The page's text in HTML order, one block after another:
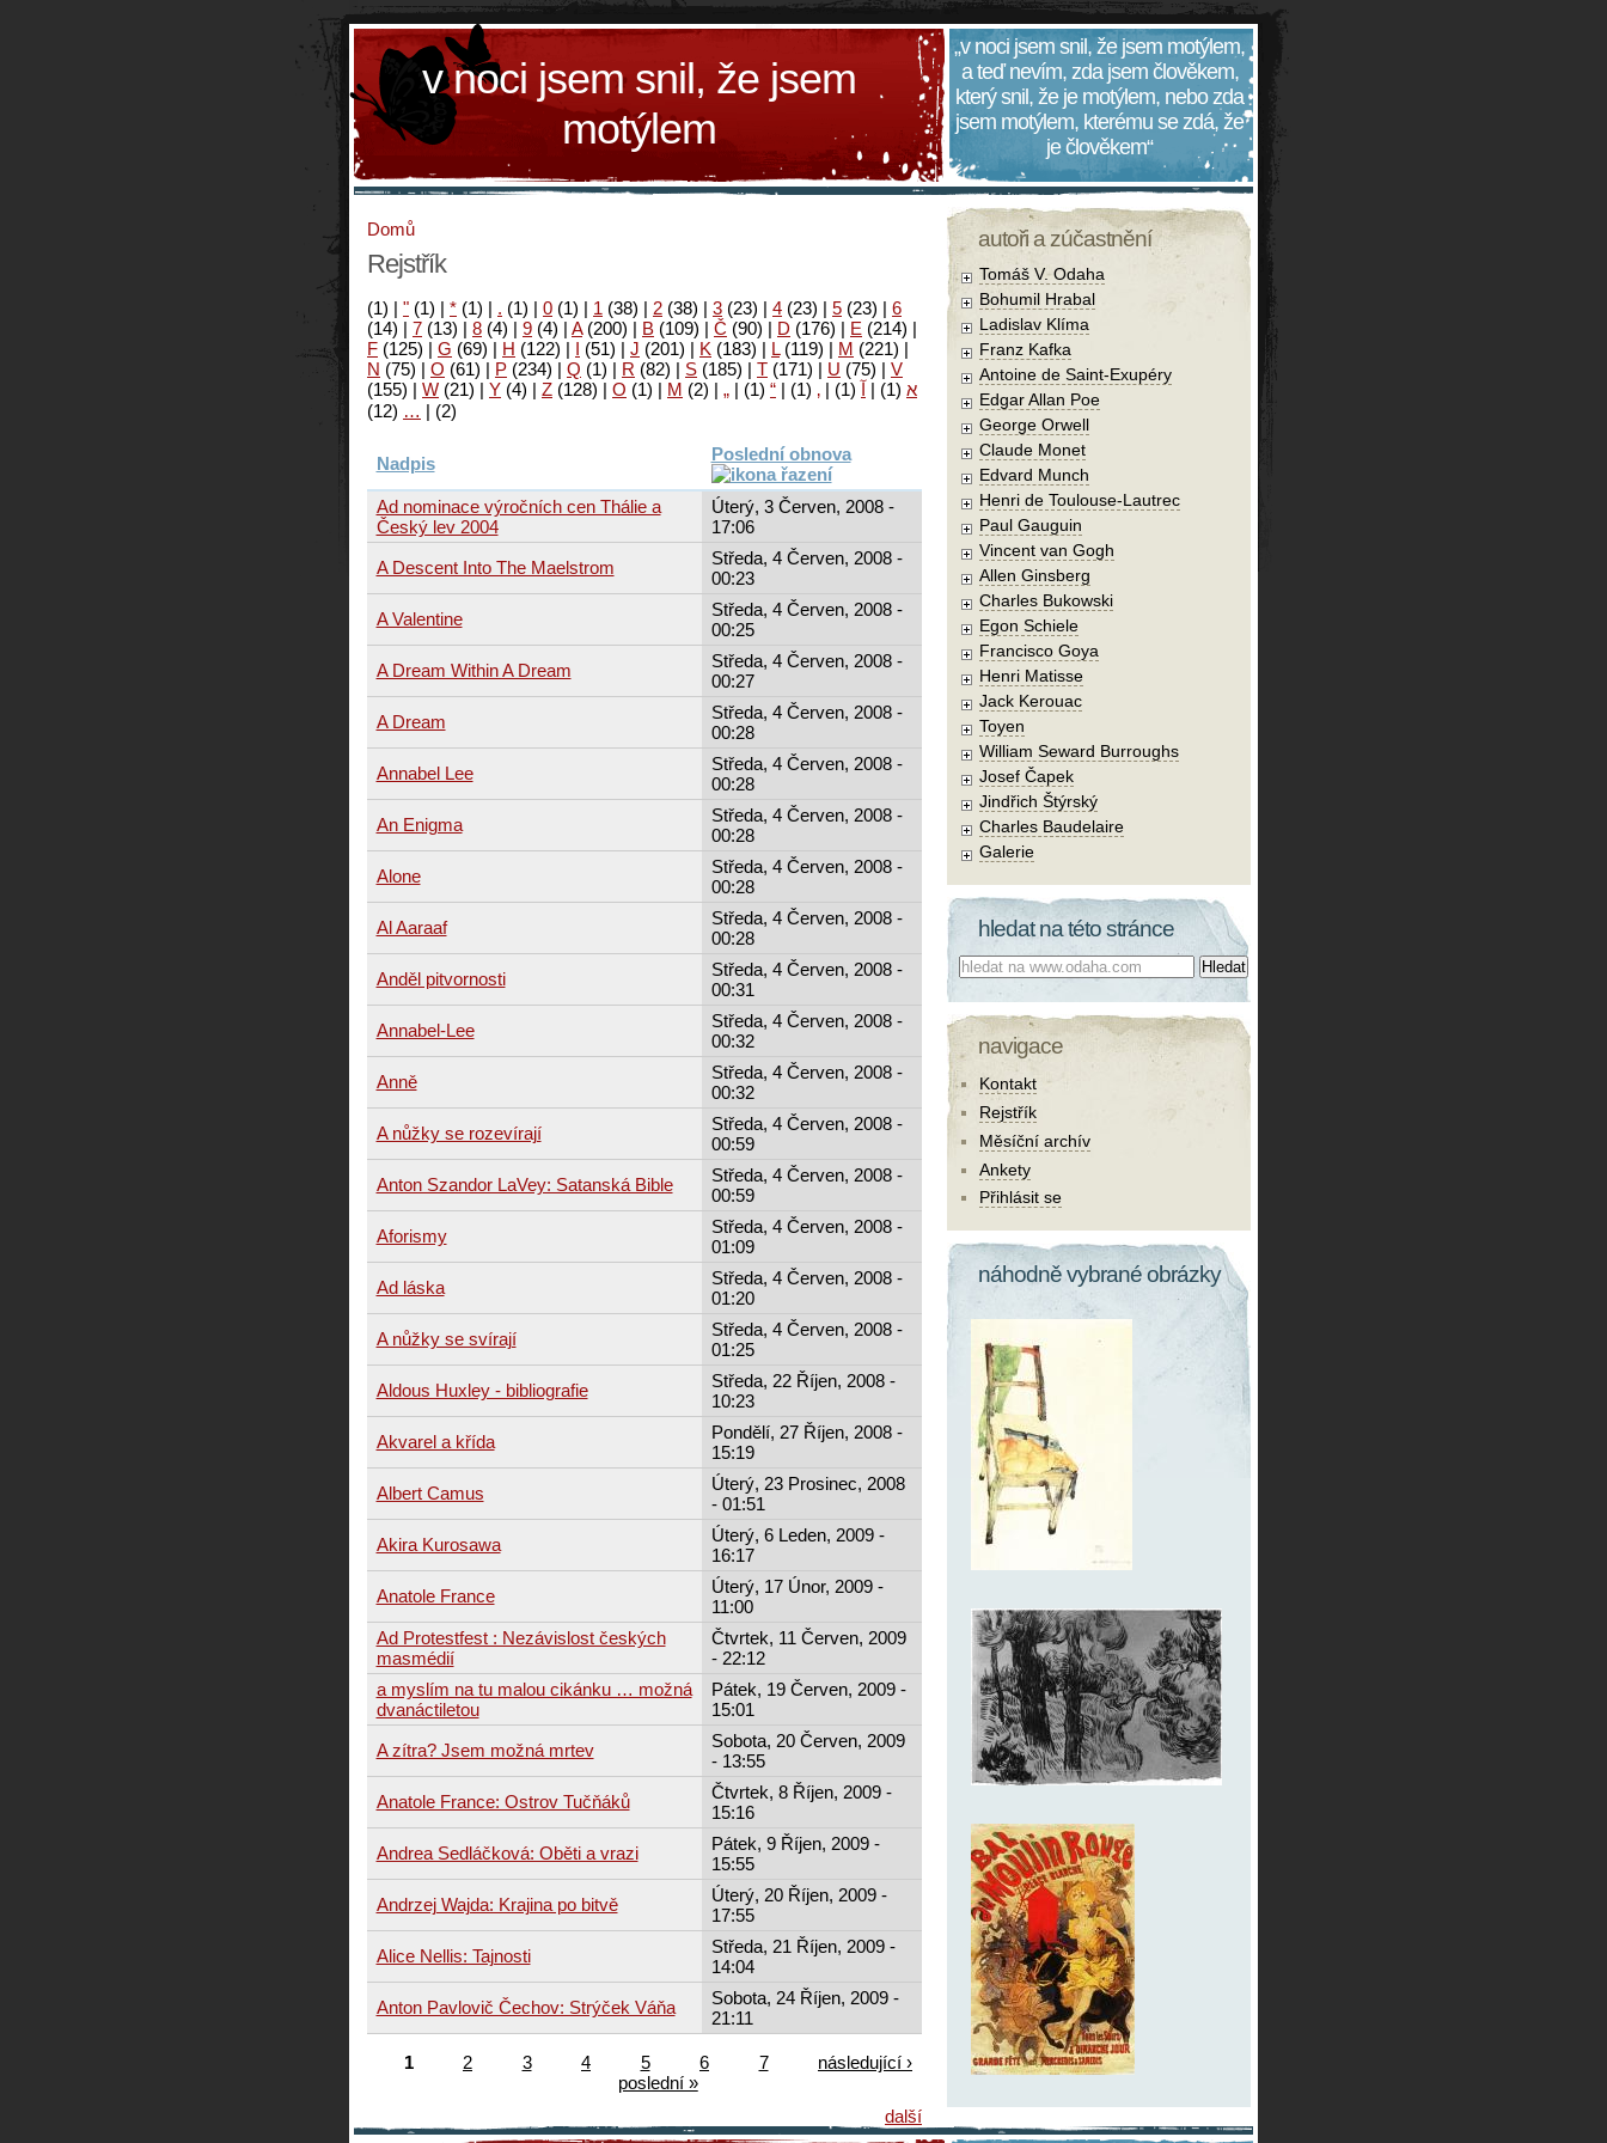
v noci jsem snil, že jsem
motýlem
„v noci jsem snil, že jsem motýlem,
a teď nevím, zda jsem člověkem,
který snil, že je motýlem, nebo zda
jsem motýlem, kterému se zdá, že
je člověkem“
Domů
Rejstřík
(1) | " (1) | * (1) | . (1) | 0 (1) | 1 (38) | 2 (38) | 3 (23) | 4 (23) | 5 (23) | 6
(14) | 7 (13) | 8 (4) | 9 (4) | A(200) | B (109) | Č (90) | D (176) | E (214) |
F (125) | G (69) | H (122) | I (51) | J (201) | K (183) | L(119) | M (221) |
N (75) | O (61) | P (234) | Q (1) | R (82) | S (185) | T (171) | U (75) | V
(155) | W (21) | Y (4) | Z (128) | Ο (1) | М (2) | א (1)
| آ (1)
|
‚
(1)
|
“
(1)
|
„
(2)
|
…
(12)
Nadpis Poslední obnova
Ad nominace výročních cen Thálie a
Český lev 2004
Úterý, 3 Červen, 2008 -
17:06
A Descent Into The Maelstrom
Středa, 4 Červen, 2008 -
00:23
A Valentine
Středa, 4 Červen, 2008 -
00:25
A Dream Within A Dream
Středa, 4 Červen, 2008 -
00:27
A Dream
Středa, 4 Červen, 2008 -
00:28
Annabel Lee
Středa, 4 Červen, 2008 -
00:28
An Enigma
Středa, 4 Červen, 2008 -
00:28
Alone
Středa, 4 Červen, 2008 -
00:28
Al Aaraaf
Středa, 4 Červen, 2008 -
00:28
Anděl pitvornosti
Středa, 4 Červen, 2008 -
00:31
Annabel-Lee
Středa, 4 Červen, 2008 -
00:32
Anně
Středa, 4 Červen, 2008 -
00:32
A nůžky se rozevírají
Středa, 4 Červen, 2008 -
00:59
Anton Szandor LaVey: Satanská Bible
Středa, 4 Červen, 2008 -
00:59
Aforismy
Středa, 4 Červen, 2008 -
01:09
Ad láska
Středa, 4 Červen, 2008 -
01:20
A nůžky se svírají
Středa, 4 Červen, 2008 -
01:25
Aldous Huxley - bibliografie
Středa, 22 Říjen, 2008 -
10:23
Akvarel a křída
Pondělí, 27 Říjen, 2008 -
15:19
Albert Camus
Úterý, 23 Prosinec, 2008
- 01:51
Akira Kurosawa
Úterý, 6 Leden, 2009 -
16:17
Anatole France
Úterý, 17 Únor, 2009 -
11:00
Ad Protestfest : Nezávislost českých
masmédií
Čtvrtek, 11 Červen, 2009
- 22:12
a myslím na tu malou cikánku … možná
dvanáctiletou
Pátek, 19 Červen, 2009 -
15:01
A zítra? Jsem možná mrtev
Sobota, 20 Červen, 2009
- 13:55
Anatole France: Ostrov Tučňáků
Čtvrtek, 8 Říjen, 2009 -
15:16
Andrea Sedláčková: Oběti a vrazi
Pátek, 9 Říjen, 2009 -
15:55
Andrzej Wajda: Krajina po bitvě
Úterý, 20 Říjen, 2009 -
17:55
Alice Nellis: Tajnosti
Středa, 21 Říjen, 2009 -
14:04
Anton Pavlovič Čechov: Strýček Váňa
Sobota, 24 Říjen, 2009 -
21:11
1 2 3 4 5 6 7
následující ›
poslední »
další
autoři a zúčastnění
Tomáš V. Odaha
Bohumil Hrabal
Ladislav Klíma
Franz Kafka
Antoine de Saint-Exupéry
Edgar Allan Poe
George Orwell
Claude Monet
Edvard Munch
Henri de Toulouse-Lautrec
Paul Gauguin
Vincent van Gogh
Allen Ginsberg
Charles Bukowski
Egon Schiele
Francisco Goya
Henri Matisse
Jack Kerouac
Toyen
William Seward Burroughs
Josef Čapek
Jindřich Štýrský
Charles Baudelaire
Galerie
hledat na této stránce
Co hledat:
navigace
Kontakt
Rejstřík
Měsíční archív
Ankety
Přihlásit se
náhodně vybrané obrázky